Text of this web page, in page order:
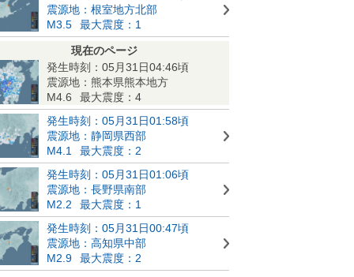
震源地：根室地方北部
M3.5
最大震度：1
現在のページ
発生時刻：05月31日04:46頃
震源地：熊本県熊本地方
M4.6
最大震度：4
発生時刻：05月31日01:58頃
震源地：静岡県西部
M4.1
最大震度：2
発生時刻：05月31日01:06頃
震源地：長野県南部
M2.2
最大震度：1
発生時刻：05月31日00:47頃
震源地：高知県中部
M2.9
最大震度：2